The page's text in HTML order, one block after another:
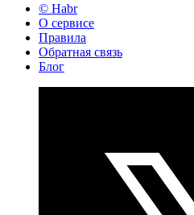
© Habr
О сервисе
Правила
Обратная связь
Блог